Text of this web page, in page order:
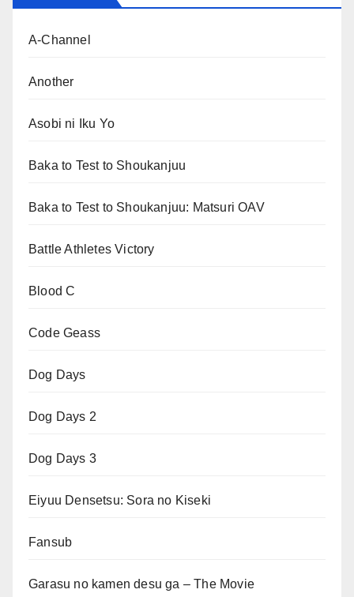
A-Channel
Another
Asobi ni Iku Yo
Baka to Test to Shoukanjuu
Baka to Test to Shoukanjuu: Matsuri OAV
Battle Athletes Victory
Blood C
Code Geass
Dog Days
Dog Days 2
Dog Days 3
Eiyuu Densetsu: Sora no Kiseki
Fansub
Garasu no kamen desu ga – The Movie